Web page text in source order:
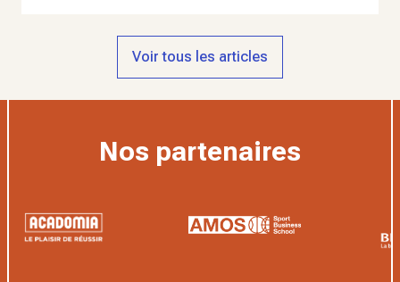
Voir tous les articles
Nos partenaires